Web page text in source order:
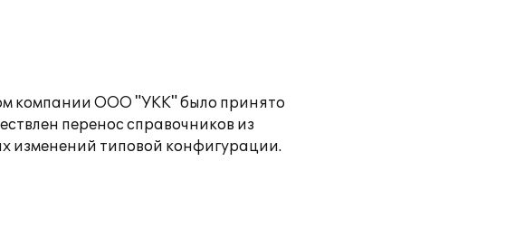
компании ООО "УКК" было принято
перенос справочников из
изменений типовой конфигурации.